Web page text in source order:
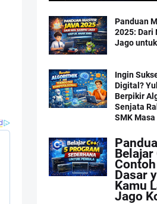
Panduan
2025: Dari
Jago
Ingin
Digital?
Berpikir
Senjata
SMK
Belajar
Dasar
Kamu
Jago